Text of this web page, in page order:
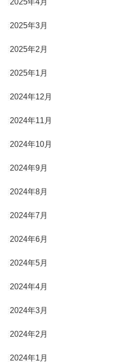
2025年4月
2025年3月
2025年2月
2025年1月
2024年12月
2024年11月
2024年10月
2024年9月
2024年8月
2024年7月
2024年6月
2024年5月
2024年4月
2024年3月
2024年2月
2024年1月